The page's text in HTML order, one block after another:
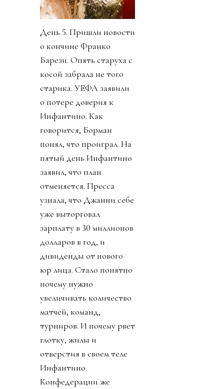
День 5. Пришли новости
о кончине Франко
Барези. Опять старуха с
косой забрала не того
старика. УЕФА заявили
о потере доверия к
Инфантино. Как
говорится, Борман
понял, что проиграл. На
пятый день Инфантино
заявил, что план
отменяется. Пресса
узнала, что Джанни себе
уже выторговал
зарплату в 30 миллионов
долларов в год, и
дивиденды от нового
юр лица. Стало понятно
почему нужно
увеличивать количество
матчей, команд,
турниров. И почему рвет
глотку, жилы и
отверстия в своем теле
Инфантино.
Конфедерации же